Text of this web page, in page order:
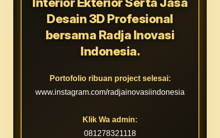
Desain 3D Profesional
bersama Radja Inovasi
Indonesia.
Portofolio ribuan project selesai:
www.instagram.com/radjainovasiindonesia
Klik Wa admin:
081278321118